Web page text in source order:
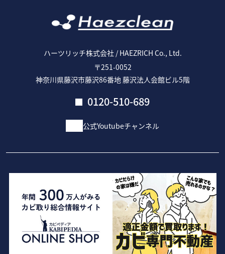
ハーツリッチ株式会社 / HAEZRICH Co., Ltd.
〒251-0052
神奈川県藤沢市藤沢86番地 藤沢法人会館ビル5階
0120-510-689
公式Youtubeチャンネル